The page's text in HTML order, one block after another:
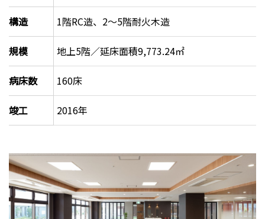
構造 1階RC造、2～5階耐火木造
規模 地上5階／延床面積9,773.24㎡
病床数 160床
竣工 2016年